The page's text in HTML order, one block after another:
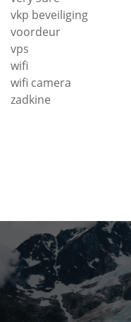
vkp beveiliging
voordeur
vps
wifi
wifi camera
zadkine